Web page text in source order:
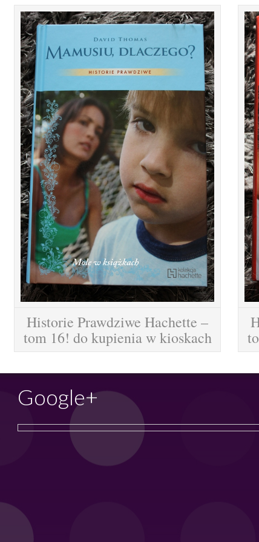
Witajcie! Bardzo byłam ciekawa tej książki, bo
do tej pory nie miałam okazji czytać żadnej,
która poruszałaby tego typu temat, ale o ty...
CZYTAJ DALEJ...
Historie Prawdziwe Hachette –
tom 16! do kupienia w kioskach
Google+